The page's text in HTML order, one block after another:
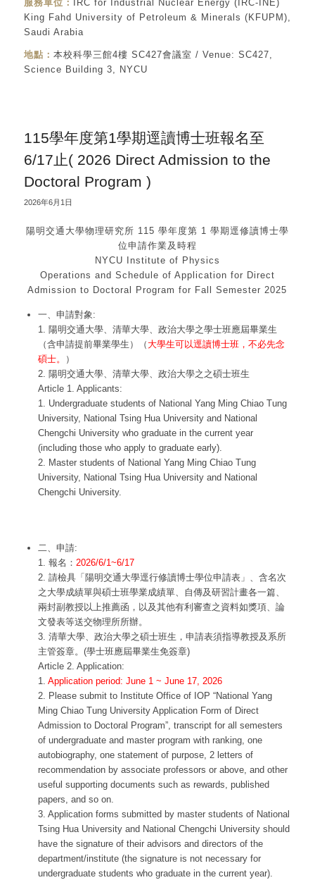
服務單位： IRC for Industrial Nuclear Energy (IRC-INE)
King Fahd University of Petroleum & Minerals (KFUPM),
Saudi Arabia
地點： 本校科學三館4樓 SC427會議室 / Venue: SC427,
Science Building 3, NYCU
115學年度第1學期逕讀博士班報名至
6/17止( 2026 Direct Admission to the
Doctoral Program )
2026年6月1日
陽明交通大學物理研究所 115 學年度第 1 學期逕修讀博士學
位申請作業及時程
NYCU Institute of Physics
Operations and Schedule of Application for Direct
Admission to Doctoral Program for Fall Semester 2025
一、申請對象:
1. 陽明交通大學、清華大學、政治大學之學士班應屆畢業生
（含申請提前畢業學生）（ 大學生可以逕讀博士班，不必先念
碩士。
）
2. 陽明交通大學、清華大學、政治大學之之碩士班生
Article 1. Applicants:
1. Undergraduate students of National Yang Ming Chiao Tung
University, National Tsing Hua University and National
Chengchi University who graduate in the current year
(including those who apply to graduate early).
2. Master students of National Yang Ming Chiao Tung
University, National Tsing Hua University and National
Chengchi University.
二、申請:
1. 報名： 2026/6/1~6/17
2. 請檢具「陽明交通大學逕行修讀博士學位申請表」、含名次
之大學成績單與碩士班學業成績單、自傳及研習計畫各一篇、
兩封副教授以上推薦函，以及其他有利審查之資料如獎項、論
文發表等送交物理所所辦。
3. 清華大學、政治大學之碩士班生，申請表須指導教授及系所
主管簽章。(學士班應屆畢業生免簽章)
Article 2. Application:
1.
Application period: June 1 ~ June 17, 2026
2. Please submit to Institute Office of IOP “National Yang
Ming Chiao Tung University Application Form of Direct
Admission to Doctoral Program”, transcript for all semesters
of undergraduate and master program with ranking, one
autobiography, one statement of purpose, 2 letters of
recommendation by associate professors or above, and other
useful supporting documents such as rewards, published
papers, and so on.
3. Application forms submitted by master students of National
Tsing Hua University and National Chengchi University should
have the signature of their advisors and directors of the
department/institute (the signature is not necessary for
undergraduate students who graduate in the current year).